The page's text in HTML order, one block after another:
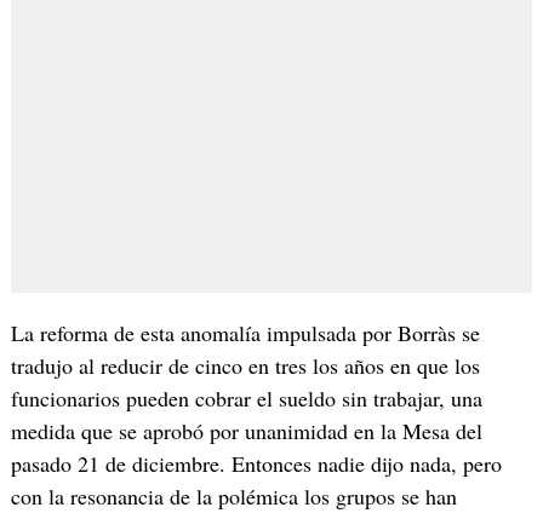
La reforma de esta anomalía impulsada por Borràs se
tradujo al reducir de cinco en tres los años en que los
funcionarios pueden cobrar el sueldo sin trabajar, una
medida que se aprobó por unanimidad en la Mesa del
pasado 21 de diciembre. Entonces nadie dijo nada, pero
con la resonancia de la polémica los grupos se han